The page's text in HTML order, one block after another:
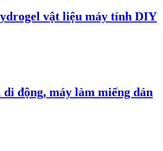
vật liệu máy tính DIY
động, máy làm miếng dán